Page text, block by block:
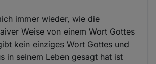
immer wieder, wie die
Weise von einem Wort Gottes
kein einziges Wort Gottes und
in seinem Leben gesagt hat ist